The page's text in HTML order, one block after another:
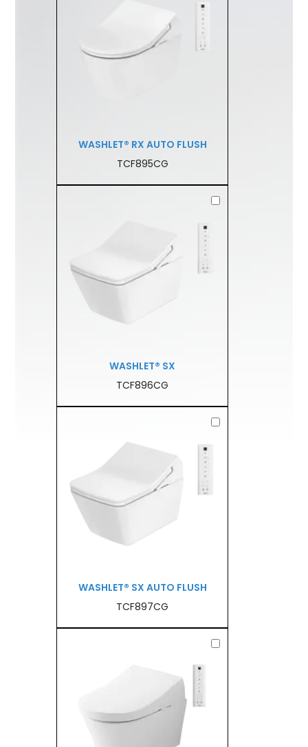
WASHLET® RX AUTO FLUSH
TCF895CG
WASHLET® SX
TCF896CG
WASHLET® SX AUTO FLUSH
TCF897CG